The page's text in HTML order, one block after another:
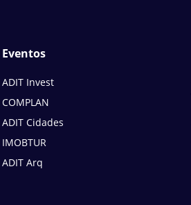
Eventos
ADIT Invest
COMPLAN
ADIT Cidades
IMOBTUR
ADIT Arq